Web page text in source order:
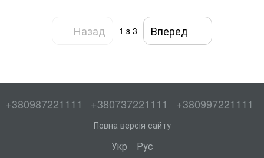
Назад 1 з 3 Вперед
+380987221111 +380737221111 +380997221111
Повна версія сайту
Укр Рус